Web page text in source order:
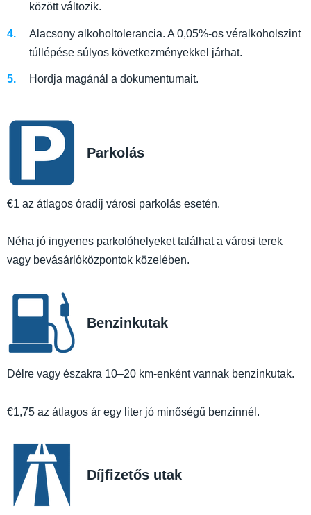
között változik.
Alacsony alkoholtolerancia. A 0,05%-os véralkoholszint
túllépése súlyos következményekkel járhat.
Hordja magánál a dokumentumait.
Parkolás
€1 az átlagos óradíj városi parkolás esetén.
Néha jó ingyenes parkolóhelyeket találhat a városi terek
vagy bevásárlóközpontok közelében.
Benzinkutak
Délre vagy északra 10–20 km-enként vannak benzinkutak.
€1,75 az átlagos ár egy liter jó minőségű benzinnél.
Díjfizetős utak